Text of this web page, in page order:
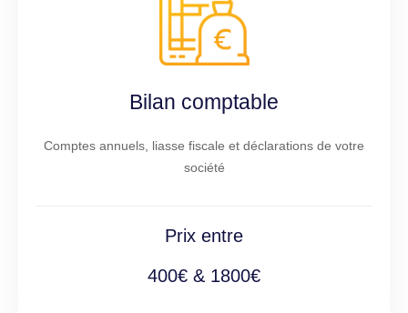
Bilan comptable
Comptes annuels, liasse fiscale et déclarations de votre
société
Prix entre
400€ & 1800€